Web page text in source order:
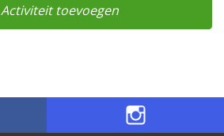
Activiteit toevoegen